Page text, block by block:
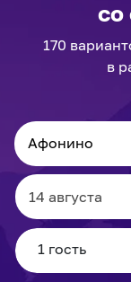
со
170
в
Navigate
forward
to